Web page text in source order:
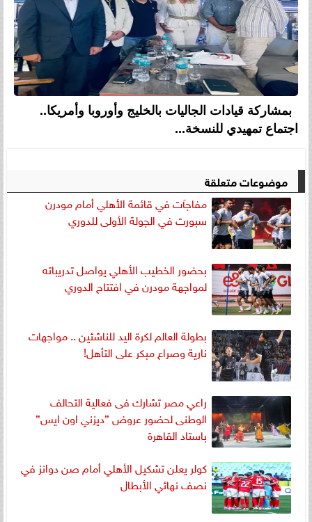
بمشاركة قيادات الجاليات بالخليج وأوروبا وأمريكا..
اجتماع تمهيدي للنسخة...
موضوعات متعلقة
مفاجآت في قائمة الأهلي أمام مودرن
سبورت في الجولة الأولى للدوري
بحضور الخطيب الأهلي يواصل تدريباته
لمواجهة مودرن في افتتاح الدوري
بطولة العالم لكرة اليد للناشئين .. مواجهات
نارية وصراع مبكر على التأهل!
راعي مصر تشارك فى فعالية التحالف
الوطنى لحضور عروض ”ديزني اون ايس”
باستاد القاهرة
كولر يعلن تشكيل الأهلي أمام صن دوانز في
نصف نهائي الأبطال